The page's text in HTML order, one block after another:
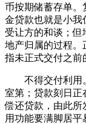
币按期储蓄存单。
金贷款也就是小我
受让方的和谈；
地产归属的过程。
指未正式交付之前
不得交付利用。
室第；贷款刻日正
偿还贷款，由此所
用功能要满脚居